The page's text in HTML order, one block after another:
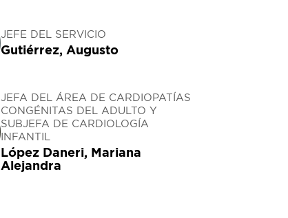
JEFE DEL SERVICIO
Gutiérrez, Augusto
JEFA DEL ÁREA DE CARDIOPATÍAS
CONGÉNITAS DEL ADULTO Y
SUBJEFA DE CARDIOLOGÍA
INFANTIL
López Daneri, Mariana
Alejandra